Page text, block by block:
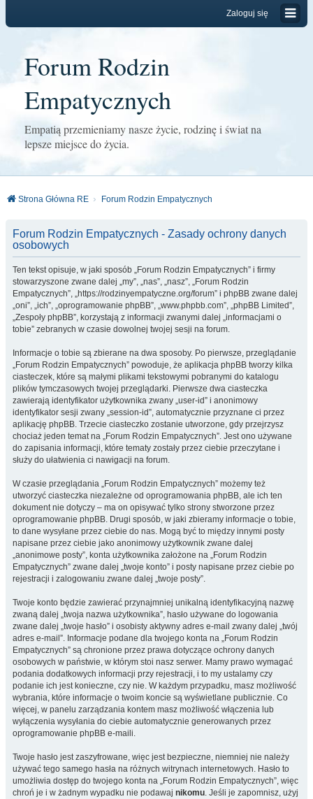
Zaloguj się
Forum Rodzin
Empatycznych
Empatią przemieniamy nasze życie, rodzinę i świat na
lepsze miejsce do życia.
Strona Główna RE Forum Rodzin Empatycznych
Forum Rodzin Empatycznych - Zasady ochrony danych
osobowych
Ten tekst opisuje, w jaki sposób „Forum Rodzin Empatycznych” i firmy
stowarzyszone zwane dalej „my”, „nas”, „nasz”, „Forum Rodzin
Empatycznych”, „https://rodzinyempatyczne.org/forum” i phpBB zwane dalej
„oni”, „ich”, „oprogramowanie phpBB”, „www.phpbb.com”, „phpBB Limited”,
„Zespoły phpBB”, korzystają z informacji zwanymi dalej „informacjami o
tobie” zebranych w czasie dowolnej twojej sesji na forum.
Informacje o tobie są zbierane na dwa sposoby. Po pierwsze, przeglądanie
„Forum Rodzin Empatycznych” powoduje, że aplikacja phpBB tworzy kilka
ciasteczek, które są małymi plikami tekstowymi pobranymi do katalogu
plików tymczasowych twojej przeglądarki. Pierwsze dwa ciasteczka
zawierają identyfikator użytkownika zwany „user-id” i anonimowy
identyfikator sesji zwany „session-id”, automatycznie przyznane ci przez
aplikację phpBB. Trzecie ciasteczko zostanie utworzone, gdy przejrzysz
chociaż jeden temat na „Forum Rodzin Empatycznych”. Jest ono używane
do zapisania informacji, które tematy zostały przez ciebie przeczytane i
służy do ułatwienia ci nawigacji na forum.
W czasie przeglądania „Forum Rodzin Empatycznych” możemy też
utworzyć ciasteczka niezależne od oprogramowania phpBB, ale ich ten
dokument nie dotyczy – ma on opisywać tylko strony stworzone przez
oprogramowanie phpBB. Drugi sposób, w jaki zbieramy informacje o tobie,
to dane wysyłane przez ciebie do nas. Mogą być to między innymi posty
napisane przez ciebie jako anonimowy użytkownik zwane dalej
„anonimowe posty”, konta użytkownika założone na „Forum Rodzin
Empatycznych” zwane dalej „twoje konto” i posty napisane przez ciebie po
rejestracji i zalogowaniu zwane dalej „twoje posty”.
Twoje konto będzie zawierać przynajmniej unikalną identyfikacyjną nazwę
zwaną dalej „twoja nazwa użytkownika”, hasło używane do logowania
zwane dalej „twoje hasło” i osobisty aktywny adres e-mail zwany dalej „twój
adres e-mail”. Informacje podane dla twojego konta na „Forum Rodzin
Empatycznych” są chronione przez prawa dotyczące ochrony danych
osobowych w państwie, w którym stoi nasz serwer. Mamy prawo wymagać
podania dodatkowych informacji przy rejestracji, i to my ustalamy czy
podanie ich jest konieczne, czy nie. W każdym przypadku, masz możliwość
wybrania, które informacje o twoim koncie są wyświetlane publicznie. Co
więcej, w panelu zarządzania kontem masz możliwość włączenia lub
wyłączenia wysyłania do ciebie automatycznie generowanych przez
oprogramowanie phpBB e-maili.
Twoje hasło jest zaszyfrowane, więc jest bezpieczne, niemniej nie należy
używać tego samego hasła na różnych witrynach internetowych. Hasło to
umożliwia dostęp do twojego konta na „Forum Rodzin Empatycznych”, więc
chroń je i w żadnym wypadku nie podawaj nikomu. Jeśli je zapomnisz, użyj